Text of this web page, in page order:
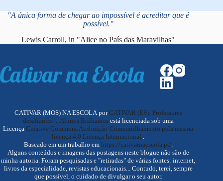
"A única forma de chegar ao impossível é acreditar que é
possível."
Lewis Carroll, in "Alice no País das Maravilhas"
CATIVAR (MOS) NA ESCOLA porCATIVAR (ES): Professores
desafiantes ... Alunos Brilhantesestá licenciada sob uma
LicençaCreative Commons Atribuição-Compartilhamento pela mesma
licença 4.0 Licença Internacional
Baseado em um trabalho em https://cativarnaescola.pt/.
Alguns conteúdos e imagens das postagens neste blogue não são de
minha autoria. Foram pesquisadas e "retiradas" de várias fontes: internet,
livros da especialidade, revistas educacionais... Contudo, terei, sempre
que possível, o cuidado de divulgar o seu autor.